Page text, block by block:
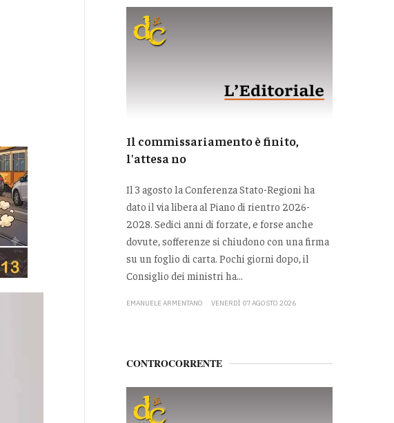
Il commissariamento è finito,
l'attesa no
Il 3 agosto la Conferenza Stato-Regioni ha
dato il via libera al Piano di rientro 2026-
2028. Sedici anni di forzate, e forse anche
dovute, sofferenze si chiudono con una firma
su un foglio di carta. Pochi giorni dopo, il
Consiglio dei ministri ha...
EMANUELE ARMENTANO VENERDÌ 07 AGOSTO 2026
CONTROCORRENTE